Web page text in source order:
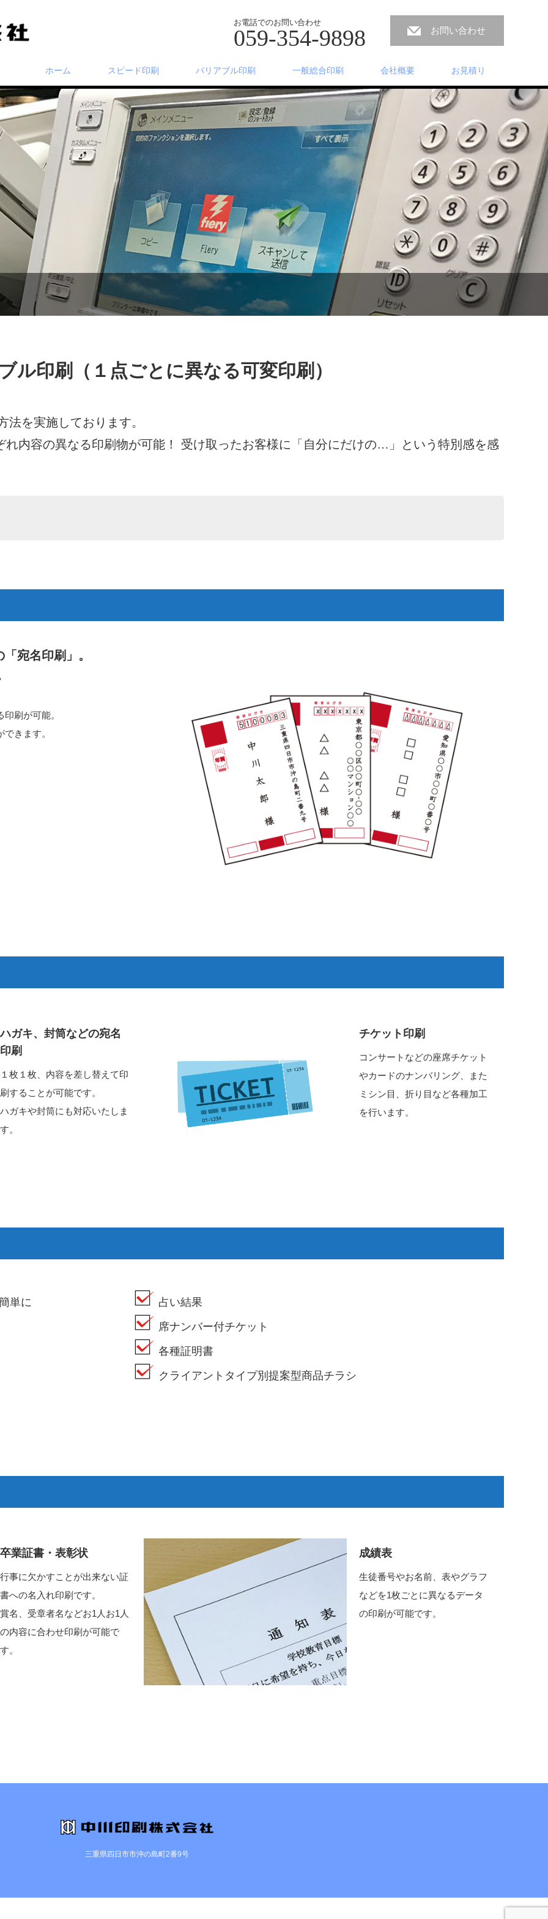
お電話でのお問い合わせ
059-354-9898 お問い合わせ
ホーム スピード印刷 バリアブル印刷 一般総合印刷 会社概要 お見積り
ル印刷（１点ごとに異なる可変印刷）
を実施しております。
れ内容の異なる印刷物が可能！ 受け取ったお客様に「自分にだけの…」という特別感を感
宛名印刷」。
刷が可能。
きます。
ハガキ、封筒などの宛名
印刷
１枚１枚、内容を差し替えて印
刷することが可能です。
ハガキや封筒にも対応いたしま
す。
チケット印刷
コンサートなどの座席チケット
やカードのナンバリング、また
ミシン目、折り目など各種加工
を行います。
単に
占い結果
席ナンバー付チケット
各種証明書
クライアントタイプ別提案型商品チラシ
卒業証書・表彰状
行事に欠かすことが出来ない証
書への名入れ印刷です。
賞名、受章者名などお1人お1人
の内容に合わせ印刷が可能で
す。
成績表
生徒番号やお名前、表やグラフ
などを1枚ごとに異なるデータ
の印刷が可能です。
三重県四日市市沖の島町2番9号